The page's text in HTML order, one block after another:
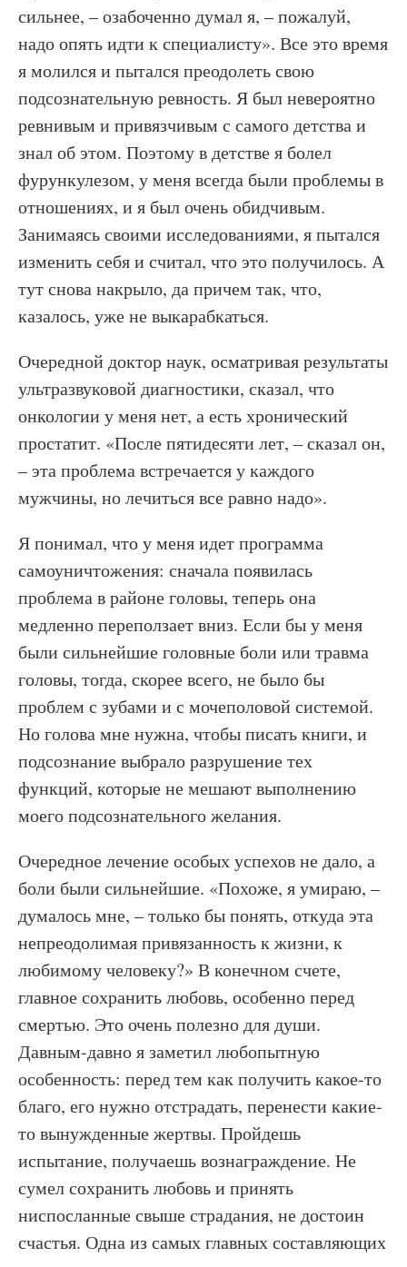
сильнее, – озабоченно думал я, – пожалуй,
надо опять идти к специалисту». Все это время
я молился и пытался преодолеть свою
подсознательную ревность. Я был невероятно
ревнивым и привязчивым с самого детства и
знал об этом. Поэтому в детстве я болел
фурункулезом, у меня всегда были проблемы в
отношениях, и я был очень обидчивым.
Занимаясь своими исследованиями, я пытался
изменить себя и считал, что это получилось. А
тут снова накрыло, да причем так, что,
казалось, уже не выкарабкаться.
Очередной доктор наук, осматривая результаты
ультразвуковой диагностики, сказал, что
онкологии у меня нет, а есть хронический
простатит. «После пятидесяти лет, – сказал он,
– эта проблема встречается у каждого
мужчины, но лечиться все равно надо».
Я понимал, что у меня идет программа
самоуничтожения: сначала появилась
проблема в районе головы, теперь она
медленно переползает вниз. Если бы у меня
были сильнейшие головные боли или травма
головы, тогда, скорее всего, не было бы
проблем с зубами и с мочеполовой системой.
Но голова мне нужна, чтобы писать книги, и
подсознание выбрало разрушение тех
функций, которые не мешают выполнению
моего подсознательного желания.
Очередное лечение особых успехов не дало, а
боли были сильнейшие. «Похоже, я умираю, –
думалось мне, – только бы понять, откуда эта
непреодолимая привязанность к жизни, к
любимому человеку?» В конечном счете,
главное сохранить любовь, особенно перед
смертью. Это очень полезно для души.
Давным-давно я заметил любопытную
особенность: перед тем как получить какое-то
благо, его нужно отстрадать, перенести какие-
то вынужденные жертвы. Пройдешь
испытание, получаешь вознаграждение. Не
сумел сохранить любовь и принять
ниспосланные свыше страдания, не достоин
счастья. Одна из самых главных составляющих